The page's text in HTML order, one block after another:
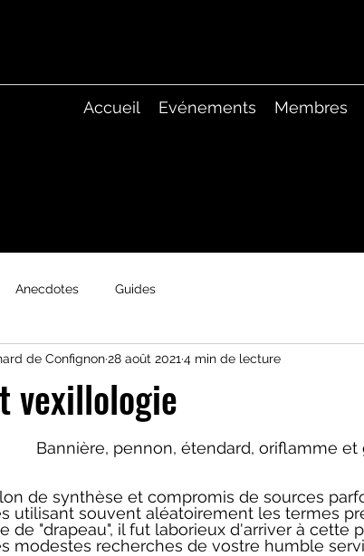
Accueil Evénements Membres
Anecdotes Guides
vexillologie
de Confignon28 août 2021 4 min de lecture
Bannière, pennon, étendard, oriflamme et
de synthèse et compromis de sources
utilisant souvent aléatoirement les termes
de "drapeau", il fut laborieux d'arriver à cette
modestes recherches de vostre humble